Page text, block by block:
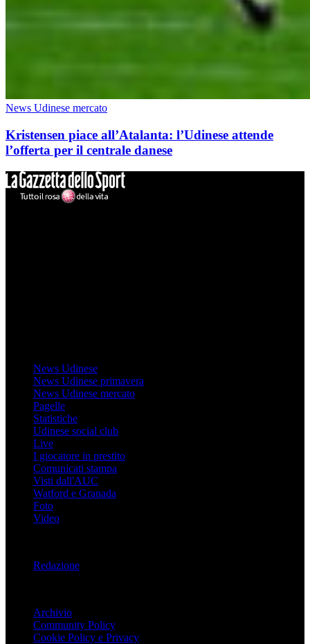
News Udinese mercato
Kristensen piace all’Atalanta: l’Udinese attende
l’offerta per il centrale danese
News Udinese
News Udinese primavera
News Udinese mercato
Pagelle
Statistiche
Udinese social club
Live
I giocatore in prestito
Comunicati stampa
Visti dall'AUC
Watford e Granada
Foto
Video
Redazione
Archivio
Community Policy
Cookie Policy e Privacy